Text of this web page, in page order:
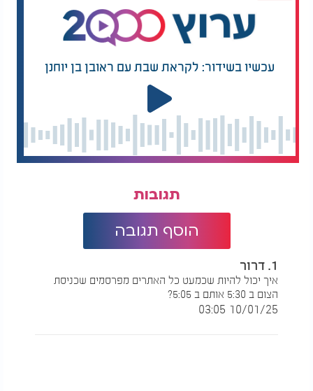
עכשיו בשידור: לקראת שבת עם ראובן בן יוחנן
תגובות
הוסף תגובה
1. דרור
איך יכול להיות שכמעט כל האתרים מפרסמים שכניסת
הצום ב 5:30 אותם ב 5:05?
10/01/25 03:05